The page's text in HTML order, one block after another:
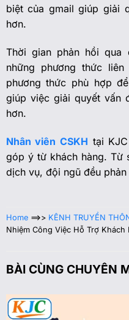
biệt của gmail giúp giải
hơn.
Thời gian phản hồi qua
những phương thức
phương thức phù hợp
giúp việc giải quyết vấn
hơn.
Nhân viên CSKH tại
góp ý từ khách hàng. Từ
dịch vụ, đội ngũ đều
Home==>> KÊNH TRUYỀN
Nhiệm Công Việc Hỗ Trợ Khách
BÀI CÙNG CHUYÊN